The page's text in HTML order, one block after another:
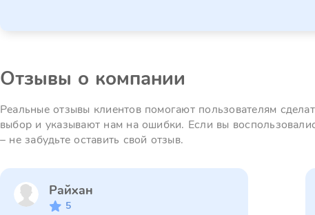
Отзывы о компании
Реальные отзывы клиентов помогают пользователям
выбор и указывают нам на ошибки. Если вы
– не забудьте оставить свой отзыв.
Райхан
5